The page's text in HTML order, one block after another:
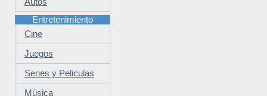
Entretenimiento
Cine
Juegos
Series y Peliculas
Música